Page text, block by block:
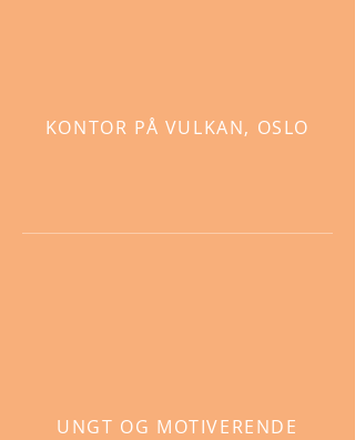
KONTOR PÅ VULKAN, OSLO
UNGT OG MOTIVERENDE